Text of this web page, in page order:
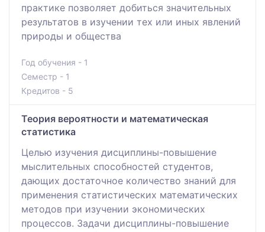
практике позволяет добиться значительных
результатов в изучении тех или иных явлений
природы и общества
Год обучения - 1
Семестр - 1
Кредитов - 5
Теория вероятности и математическая
статистика
Целью изучения дисциплины-повышение
мыслительных способностей студентов,
дающих достаточное количество знаний для
применения статистических математических
методов при изучении экономических
процессов. Задачи дисциплины-повышение